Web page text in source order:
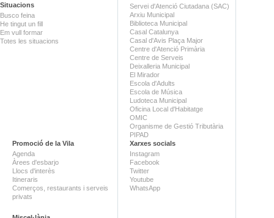
Situacions
Busco feina
He tingut un fill
Em vull formar
Totes les situacions
Servei d'Atenció Ciutadana (SAC)
Arxiu Municipal
Biblioteca Municipal
Casal Catalunya
Casal d'Avis Plaça Major
Centre d'Atenció Primària
Centre de Serveis
Deixalleria Municipal
El Mirador
Escola d'Adults
Escola de Música
Ludoteca Municipal
Oficina Local d'Habitatge
OMIC
Organisme de Gestió Tributària
PIPAD
Promoció de la Vila
Agenda
Àrees d'esbarjo
Llocs d'interès
Itineraris
Comerços, restaurants i serveis
privats
Xarxes socials
Instagram
Facebook
Twitter
Youtube
WhatsApp